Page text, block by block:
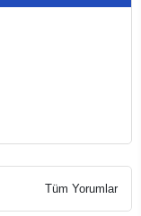
Tüm Yorumlar